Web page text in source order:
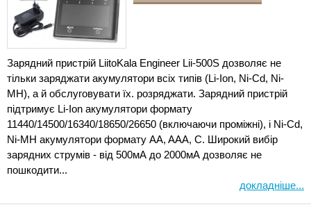
Зарядний пристрій LiitoKala Engineer Lii-500S дозволяє не
тільки заряджати акумулятори всіх типів (Li-Ion, Ni-Cd, Ni-
MH), а й обслуговувати їх. розряджати. Зарядний пристрій
підтримує Li-Ion акумулятори формату
11440/14500/16340/18650/26650 (включаючи проміжні), і Ni-Cd,
Ni-MH акумулятори формату AA, AAA, C. Широкий вибір
зарядних струмів - від 500мА до 2000мА дозволяє не
пошкодити...
докладніше...